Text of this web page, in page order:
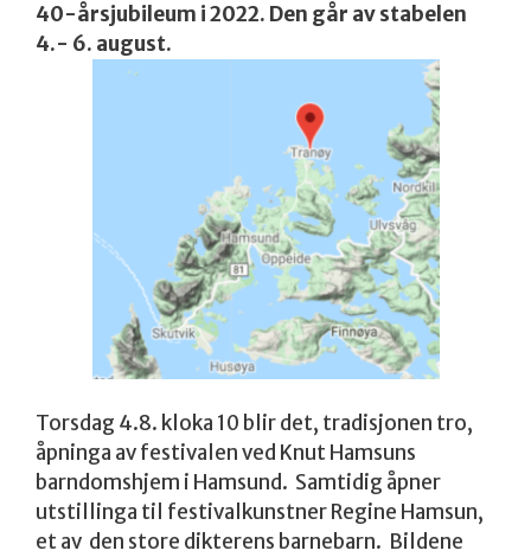
40-årsjubileum i 2022. Den går av stabelen
4.- 6. august.
Torsdag 4.8. kloka 10 blir det, tradisjonen tro,
åpninga av festivalen ved Knut Hamsuns
barndomshjem i Hamsund. Samtidig åpner
utstillinga til festivalkunstner Regine Hamsun,
et av den store dikterens barnebarn. Bildene